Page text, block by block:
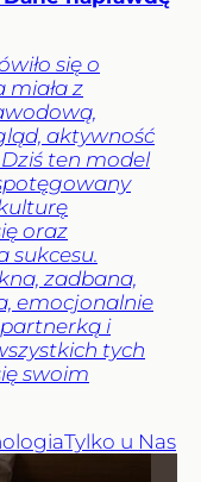
się o
miała z
aktywność
Dziś ten model
oraz
sukcesu.
zadbana,
emocjonalnie
i
tych
swoim
Tylko u Nas